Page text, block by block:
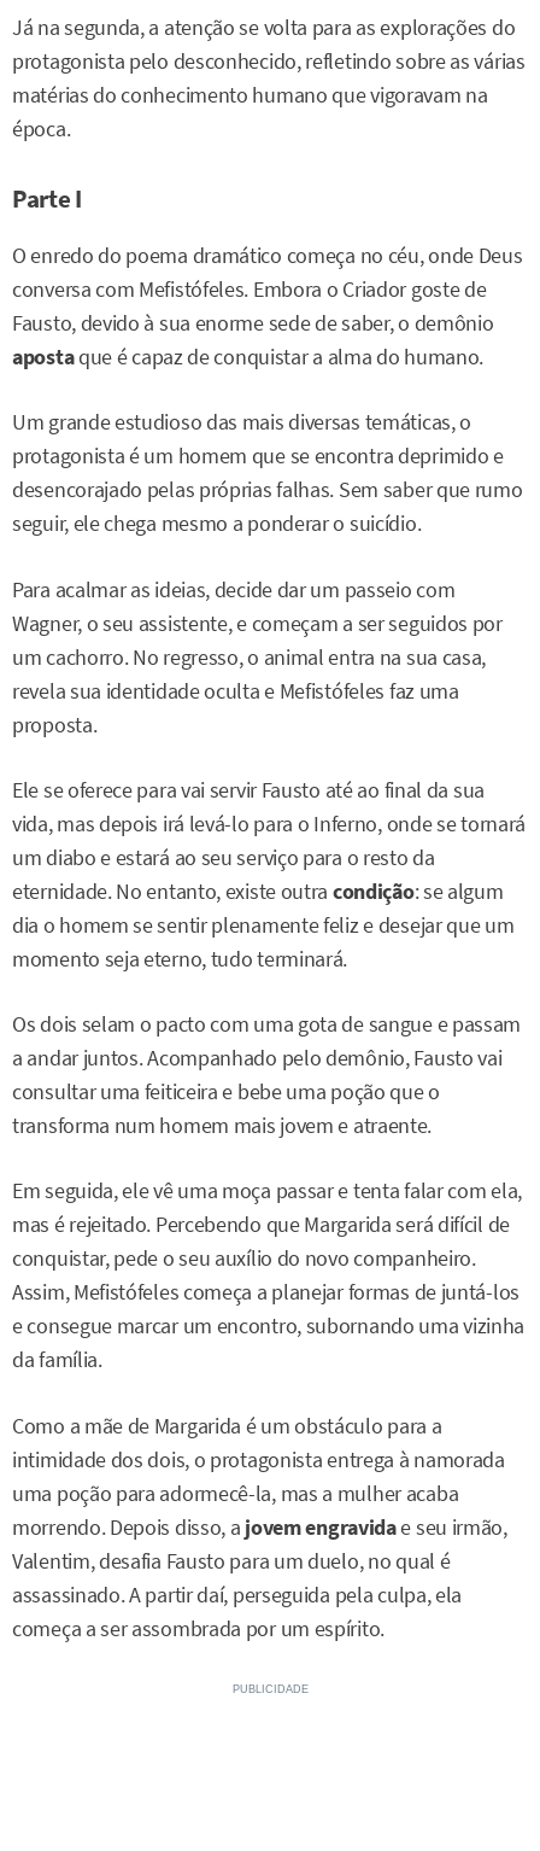
Já na segunda, a atenção se volta para as explorações do
protagonista pelo desconhecido, refletindo sobre as várias
matérias do conhecimento humano que vigoravam na
época.
Parte I
O enredo do poema dramático começa no céu, onde Deus
conversa com Mefistófeles. Embora o Criador goste de
Fausto, devido à sua enorme sede de saber, o demônio
apostaque é capaz de conquistar a alma do humano.
Um grande estudioso das mais diversas temáticas, o
protagonista é um homem que se encontra deprimido e
desencorajado pelas próprias falhas. Sem saber que rumo
seguir, ele chega mesmo a ponderar o suicídio.
Para acalmar as ideias, decide dar um passeio com
Wagner, o seu assistente, e começam a ser seguidos por
um cachorro. No regresso, o animal entra na sua casa,
revela sua identidade oculta e Mefistófeles faz uma
proposta.
Ele se oferece para vai servir Fausto até ao final da sua
vida, mas depois irá levá-lo para o Inferno, onde se tornará
um diabo e estará ao seu serviço para o resto da
eternidade. No entanto, existe outra condição: se algum
dia o homem se sentir plenamente feliz e desejar que um
momento seja eterno, tudo terminará.
Os dois selam o pacto com uma gota de sangue e passam
a andar juntos. Acompanhado pelo demônio, Fausto vai
consultar uma feiticeira e bebe uma poção que o
transforma num homem mais jovem e atraente.
Em seguida, ele vê uma moça passar e tenta falar com ela,
mas é rejeitado. Percebendo que Margarida será difícil de
conquistar, pede o seu auxílio do novo companheiro.
Assim, Mefistófeles começa a planejar formas de juntá-los
e consegue marcar um encontro, subornando uma vizinha
da família.
Como a mãe de Margarida é um obstáculo para a
intimidade dos dois, o protagonista entrega à namorada
uma poção para adormecê-la, mas a mulher acaba
morrendo. Depois disso, a jovem engravidae seu irmão,
Valentim, desafia Fausto para um duelo, no qual é
assassinado. A partir daí, perseguida pela culpa, ela
começa a ser assombrada por um espírito.